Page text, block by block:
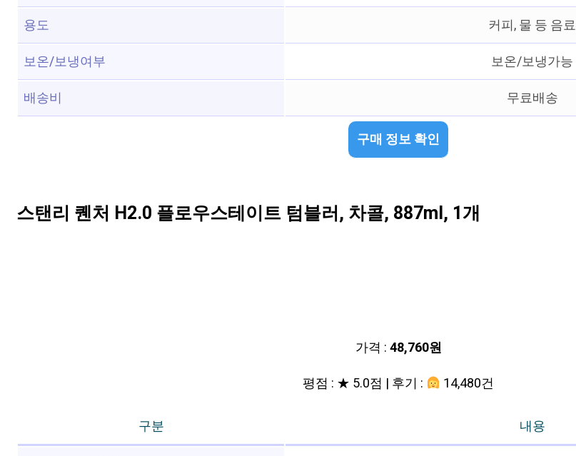
용도
커피, 물 등 음료
보온/보냉여부
보온/보냉가능
배송비
무료배송
구매 정보 확인
스탠리 퀜처 H2.0 플로우스테이트 텀블러, 차콜, 887ml, 1개
가격 :48,760원
평점 : ★ 5.0점 | 후기 :
14,480건
구분
내용